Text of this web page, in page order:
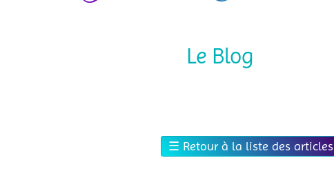
Le Blog
☰ Retour à la liste des articles